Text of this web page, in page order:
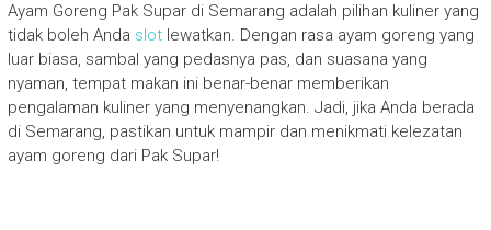
Ayam Goreng Pak Supar di Semarang adalah pilihan kuliner yang
tidak boleh Anda slotlewatkan. Dengan rasa ayam goreng yang
luar biasa, sambal yang pedasnya pas, dan suasana yang
nyaman, tempat makan ini benar-benar memberikan
pengalaman kuliner yang menyenangkan. Jadi, jika Anda berada
di Semarang, pastikan untuk mampir dan menikmati kelezatan
ayam goreng dari Pak Supar!